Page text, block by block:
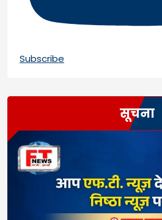
Subscribe
सूचना